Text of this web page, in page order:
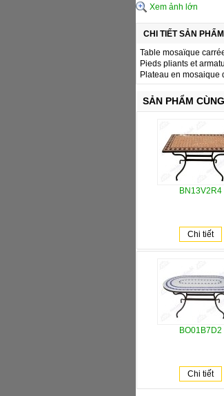
Xem ảnh lớn
CHI TIẾT SẢN PHẨM
Table mosaïque
Pieds pliants et
Plateau en mosaique
SẢN PHẨM
BN13V2R4
Chi tiết
BO01B7D2
Chi tiết